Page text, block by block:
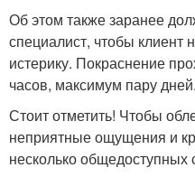
Об этом также заранее
специалист, чтобы клиент
истерику. Покраснение
часов, максимум пару дней.
Стоит отметить! Чтобы
неприятные ощущения и
несколько общедоступных